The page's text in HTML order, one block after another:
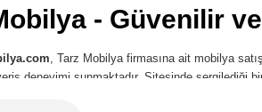
- Güvenilir
, Tarz Mobilya firmasına ait mobilya
deneyimi sunmaktadır. Sitesinde sergilediği